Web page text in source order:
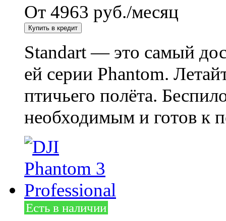
От 4963 руб./месяц
Standart — это самый
ей серии Phantom.
птичьего полёта.
необходимым и готов к
Есть в наличии